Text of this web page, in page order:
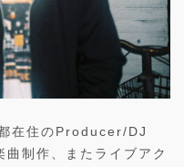
在住のProducer/DJ
制作、またライブアク